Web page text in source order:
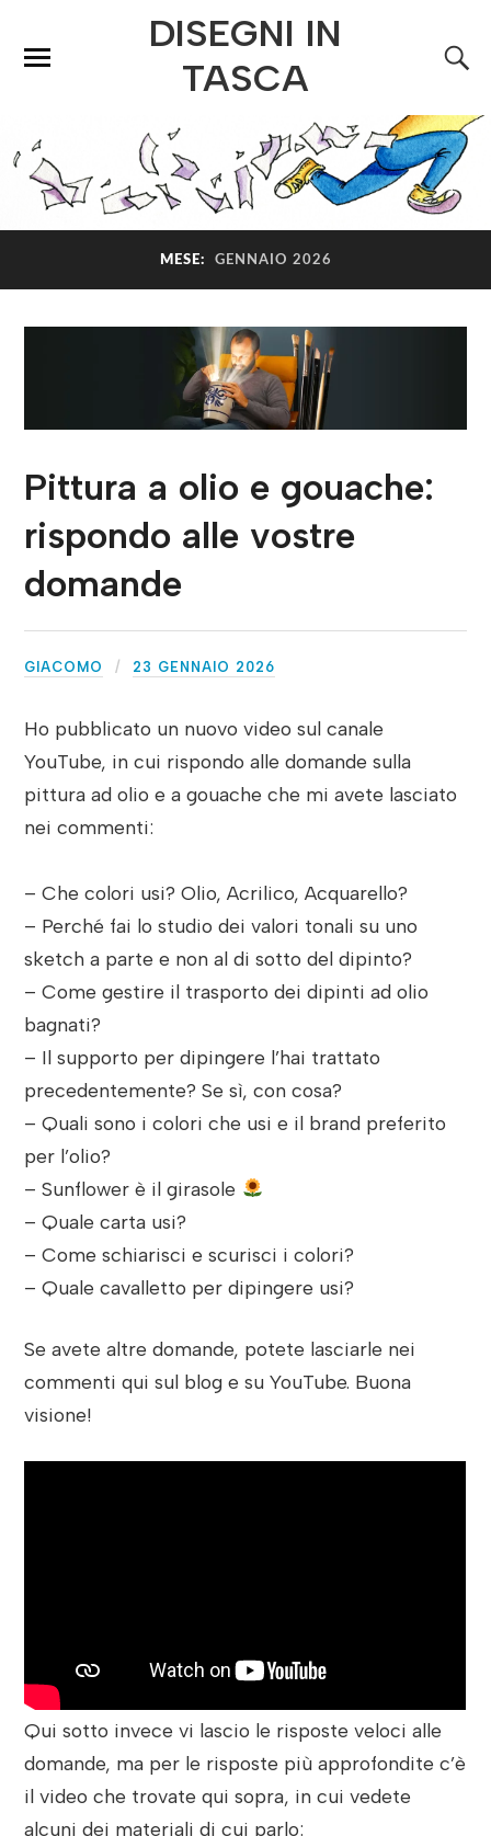
DISEGNI IN
TASCA
MESE: GENNAIO 2026
Pittura a olio e gouache:
rispondo alle vostre
domande
GIACOMO 23 GENNAIO 2026
Ho pubblicato un nuovo video sul canale
YouTube, in cui rispondo alle domande sulla
pittura ad olio e a gouache che mi avete lasciato
nei commenti:
– Che colori usi? Olio, Acrilico, Acquarello?
– Perché fai lo studio dei valori tonali su uno
sketch a parte e non al di sotto del dipinto?
– Come gestire il trasporto dei dipinti ad olio
bagnati?
– Il supporto per dipingere l’hai trattato
precedentemente? Se sì, con cosa?
– Quali sono i colori che usi e il brand preferito
per l’olio?
– Sunflower è il girasole
– Quale carta usi?
– Come schiarisci e scurisci i colori?
– Quale cavalletto per dipingere usi?
Se avete altre domande, potete lasciarle nei
commenti qui sul blog e su YouTube. Buona
visione!
Qui sotto invece vi lascio le risposte veloci alle
domande, ma per le risposte più approfondite c’è
il video che trovate qui sopra, in cui vedete
alcuni dei materiali di cui parlo: